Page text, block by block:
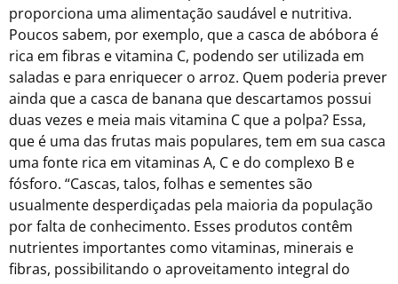
proporciona uma alimentação saudável e nutritiva.
Poucos sabem, por exemplo, que a casca de abóbora é
rica em fibras e vitamina C, podendo ser utilizada em
saladas e para enriquecer o arroz. Quem poderia prever
ainda que a casca de banana que descartamos possui
duas vezes e meia mais vitamina C que a polpa? Essa,
que é uma das frutas mais populares, tem em sua casca
uma fonte rica em vitaminas A, C e do complexo B e
fósforo. “Cascas, talos, folhas e sementes são
usualmente desperdiçadas pela maioria da população
por falta de conhecimento. Esses produtos contêm
nutrientes importantes como vitaminas, minerais e
fibras, possibilitando o aproveitamento integral do